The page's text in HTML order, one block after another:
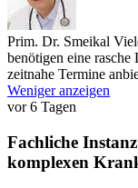
Prim. Dr. Smeikal
benötigen eine
zeitnahe Termine
Weniger anzeigen
vor 6 Tagen
Fachliche
komplexen